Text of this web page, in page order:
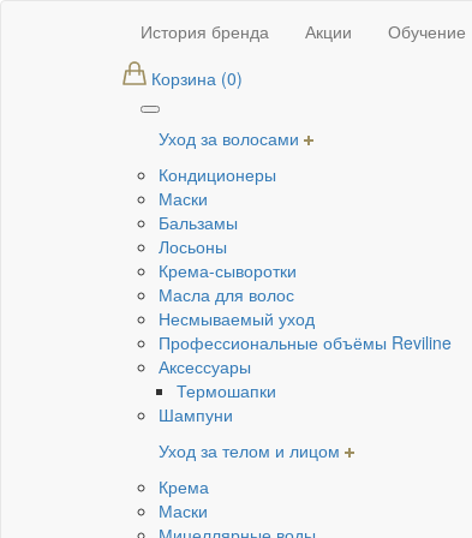
Основная
навигация
История бренда Акции Обучение
Мастерам
Корзина (0)
Каталог
Уход за волосами
Кондиционеры
Маски
Бальзамы
Лосьоны
Крема-сыворотки
Масла для волос
Несмываемый уход
Профессиональные объёмы Reviline
Аксессуары
Термошапки
Шампуни
Уход за телом и лицом
Крема
Маски